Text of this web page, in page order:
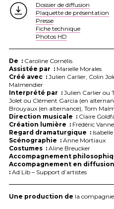
Dossier de diffusion
Plaquette de présentation
Presse
Fiche technique
Photos HD
De :Caroline Cornélis
Assistée par :Marielle Morales
Créé avec :Julien Carlier, Colin
Malmendier
Interprété par :Julien Carlier ou
Jolet ou Clément Garcia (en
Brouyaux (en alternance), Tom
Direction musicale :Claire
Création lumière :Frédéric
Regard dramaturgique :
Scénographie :Anne Mortiaux
Costumes :Aline Breucker
Accompagnement
Accompagnement en
:Ad Lib – Support d’artistes
Une production de la compagnie